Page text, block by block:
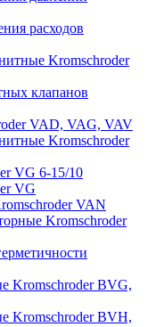
расходов
Kromschroder
клапанов
VAD, VAG, VAV
Kromschroder
VG 6-15/10
VG
VAN
Kromschroder
Kromschroder BVG,
Kromschroder BVH,